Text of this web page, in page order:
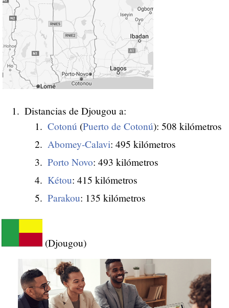
Distancias de Djougou a:
Cotonú (Puerto de Cotonú): 508 kilómetros
Abomey-Calavi: 495 kilómetros
Porto Novo: 493 kilómetros
Kétou: 415 kilómetros
Parakou: 135 kilómetros
(Djougou)